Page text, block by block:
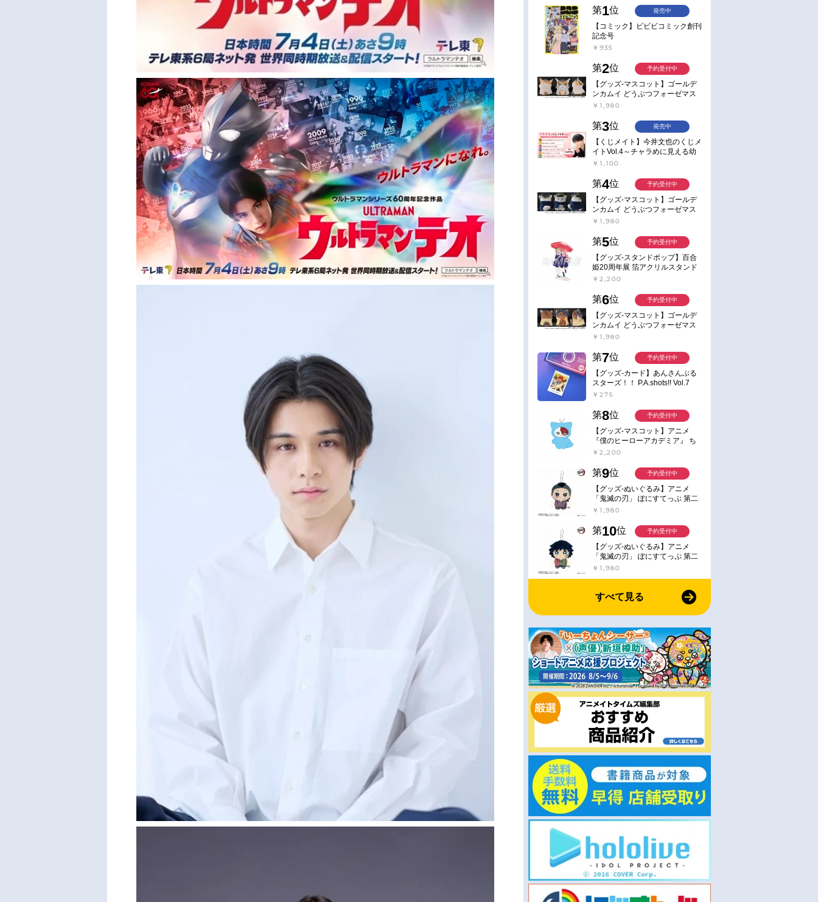
第1位
【コミック】ビビビコミック創刊
記念号
￥935
発売中
第2位
【グッズ-マスコット】ゴールデ
ンカムイ どうぶつフォーゼマス
コット 4.尾形百之助【再販】
￥1,980
予約受付中
第3位
【くじメイト】今井文也のくじメ
イトVol.4～チャラめに見える幼
馴染、実は一途で独占欲が強いん
￥1,100
発売中
第4位
【グッズ-マスコット】ゴールデ
ンカムイ どうぶつフォーゼマス
コット 5.月島軍曹【再販】
￥1,980
予約受付中
第5位
【グッズ-スタンドポップ】百合
姫20周年展 箔アクリルスタンド
E：あおのなち
￥2,200
予約受付中
第6位
【グッズ-マスコット】ゴールデ
ンカムイ どうぶつフォーゼマス
コット 6.鯉登少尉【再販】
￥1,980
予約受付中
第7位
【グッズ-カード】あんさんぶる
スターズ！！ P.A.shots!! Vol.7
Action
￥275
予約受付中
第8位
【グッズ-マスコット】アニメ
『僕のヒーローアカデミア』 ち
みけもますこっと 7.轟凍焦
￥2,200
予約受付中
第9位
【グッズ-ぬいぐるみ】アニメ
「鬼滅の刃」 ぽにすてっぷ 第二
弾 不死川 玄弥
￥1,980
予約受付中
第10位
【グッズ-ぬいぐるみ】アニメ
「鬼滅の刃」 ぽにすてっぷ 第二
弾 冨岡 義勇
￥1,980
予約受付中
すべて見る